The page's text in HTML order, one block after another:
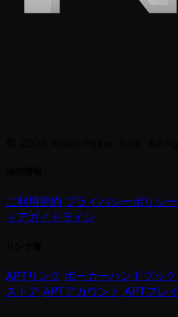
ご利用規約 プライバシーポリシー
ィアガイドライン
APTリンク ポーカーハンドブック
ストア APTアカウント APTプレイ